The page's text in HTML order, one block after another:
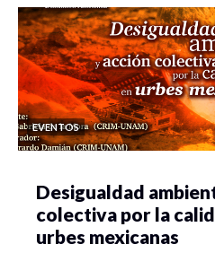
EVENTOS
Desigualdad
colectiva por la
urbes mexicanas